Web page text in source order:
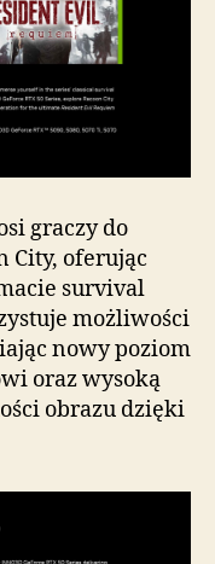
graczy do
City, oferując
survival
możliwości
nowy poziom
oraz wysoką
obrazu dzięki